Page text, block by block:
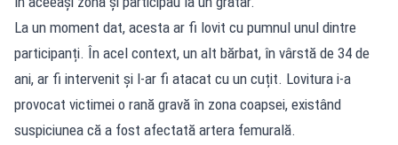
La un moment dat, acesta ar fi lovit cu pumnul unul dintre
participanți. În acel context, un alt bărbat, în vârstă de 34 de
ani, ar fi intervenit și l-ar fi atacat cu un cuțit. Lovitura i-a
provocat victimei o rană gravă în zona coapsei, existând
suspiciunea că a fost afectată artera femurală.